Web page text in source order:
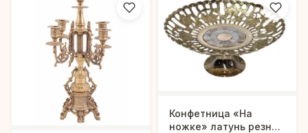
Конфетница «На
ножке» латунь резная